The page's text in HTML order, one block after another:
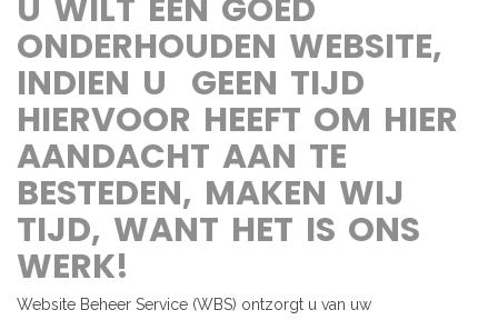
U WILT EEN GOED
ONDERHOUDEN WEBSITE,
INDIEN U GEEN TIJD
HIERVOOR HEEFT OM HIER
AANDACHT AAN TE
BESTEDEN, MAKEN WIJ
TIJD, WANT HET IS ONS
WERK!
Website Beheer Service (WBS) ontzorgt u van uw